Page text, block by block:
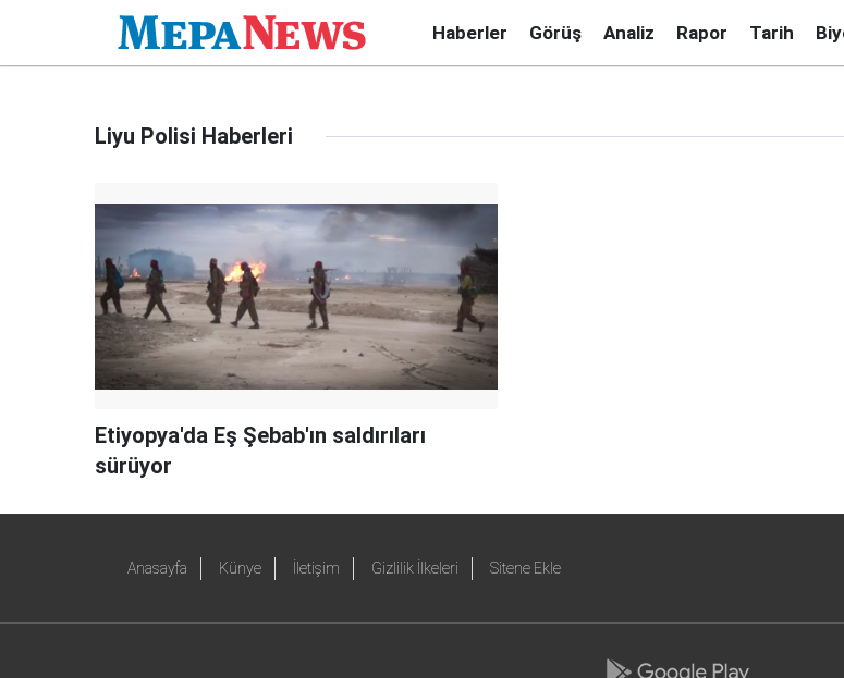
Haberler Görüş Analiz Rapor Tarih
Liyu Polisi Haberleri
Etiyopya'da Eş Şebab'ın saldırıları
sürüyor
Anasayfa Künye İletişim Gizlilik İlkeleri Sitene Ekle